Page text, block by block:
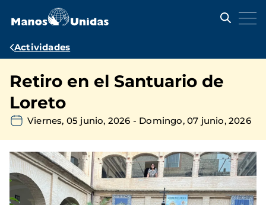
contenido
Ruta
navegación
Actividades
Retiro en el Santuario de
Loreto
Viernes, 05 junio, 2026 - Domingo, 07 junio, 2026